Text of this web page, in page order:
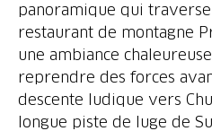
panoramique qui traverse
restaurant de montagne
une ambiance
reprendre des forces
descente ludique vers
longue piste de luge de